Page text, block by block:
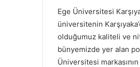
Ege Üniversitesi
üniversitenin
olduğumuz kaliteli ve
bünyemizde yer alan
Üniversitesi